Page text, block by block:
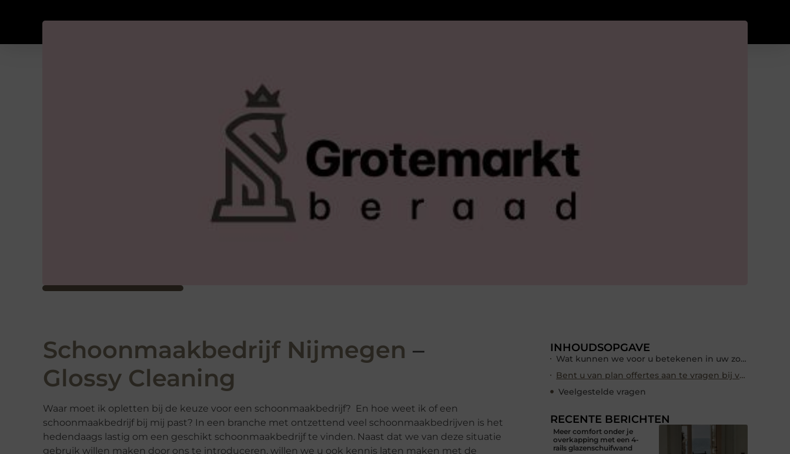
Schoonmaakbedrijf Nijmegen –
Glossy Cleaning
Waar moet ik opletten bij de keuze voor een schoonmaakbedrijf? En hoe weet ik of een
schoonmaakbedrijf bij mij past? In een branche met ontzettend veel schoonmaakbedrijven is het
hedendaags lastig om een geschikt schoonmaakbedrijf te vinden. Naast dat we van deze situatie
gebruik willen maken door ons te introduceren, willen we u ook kennis laten maken met de
INHOUDSOPGAVE
Wat kunnen we voor u betekenen in uw zoektocht naar een geschikt schoonmaakbedrijf in Nijmegen? Dit is onze missie!
Bent u van plan offertes aan te vragen bij verschillende schoonmaakbedrijven in Nijmegen? Graag aandacht voor het volgende:
Veelgestelde vragen
RECENTE BERICHTEN
Meer comfort onder je
overkapping met een 4-
rails glazenschuifwand